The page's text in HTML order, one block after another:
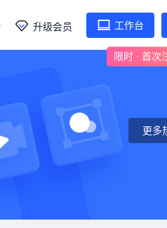
升级会员 工作台
限时 · 首次
更多